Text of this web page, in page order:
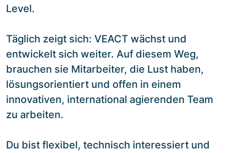
Level.
Täglich zeigt sich: VEACT wächst und
entwickelt sich weiter. Auf diesem Weg,
brauchen sie Mitarbeiter, die Lust haben,
lösungsorientiert und offen in einem
innovativen, international agierenden Team
zu arbeiten.
Du bist flexibel, technisch interessiert und